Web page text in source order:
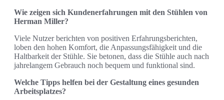
Wie zeigen sich Kundenerfahrungen mit den Stühlen von
Herman Miller?
Viele Nutzer berichten von positiven Erfahrungsberichten,
loben den hohen Komfort, die Anpassungsfähigkeit und die
Haltbarkeit der Stühle. Sie betonen, dass die Stühle auch nach
jahrelangem Gebrauch noch bequem und funktional sind.
Welche Tipps helfen bei der Gestaltung eines gesunden
Arbeitsplatzes?